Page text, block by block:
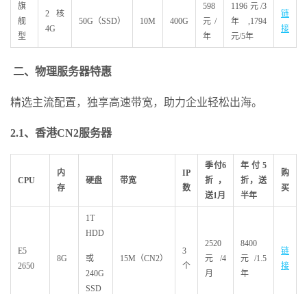
旗
舰
型
2核
4G
50G（SSD） 10M 400G
598
元/
年
1196元/3
年,1794
元/5年
链
接
二、物理服务器特惠
精选主流配置，独享高速带宽，助力企业轻松出海。
2.1、香港CN2服务器
CPU
内
存
硬盘 带宽
IP
数
季付6
折，
送1 月
年付5
折，送
半年
购
买
E5
2650
8G
1T
HDD
或
240G
SSD
15M（CN2）
3
个
2520
元/4
月
8400
元/1.5
年
链
接